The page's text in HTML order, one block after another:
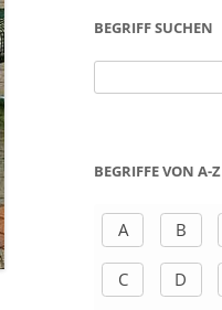
BEGRIFF SUCHEN
h
BEGRIFFE VON A-Z
A B
C D